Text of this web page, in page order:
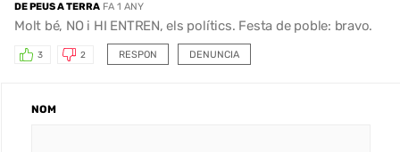
DE PEUS A TERRA FA 1 ANY
Molt bé, NO i HI ENTREN, els polítics. Festa de poble: bravo.
RESPON
3 2 DENUNCIA
NOM